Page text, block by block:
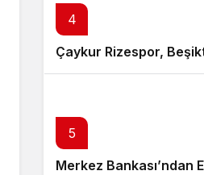
4
Çaykur Rizespor,
5
Merkez Bankası’ndan